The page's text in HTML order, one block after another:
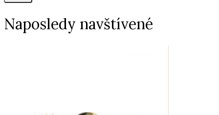
Naposledy navštívené